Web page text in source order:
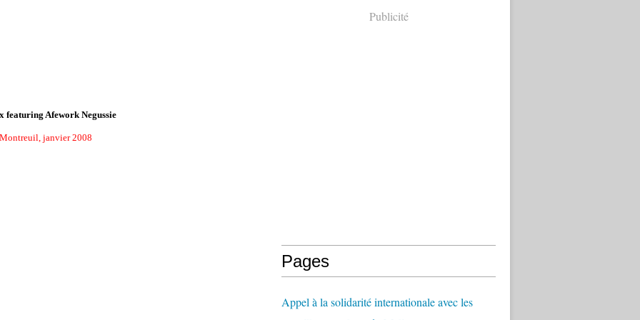
featuring Afework Negussie
Montreuil, janvier 2008
Publicité
Pages
Appel à la solidarité internationale avec les